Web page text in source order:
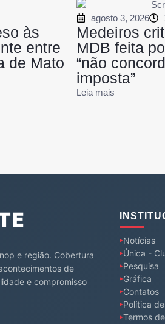
às
entre
de Mato
agosto 3, 2026
Medeiros
MDB feita
“não
imposta”
Leia mais
e região. Cobertura
de
e compromisso
Notícias
Única -
Pesquisa
Gráfica
Contatos
Política
Termos